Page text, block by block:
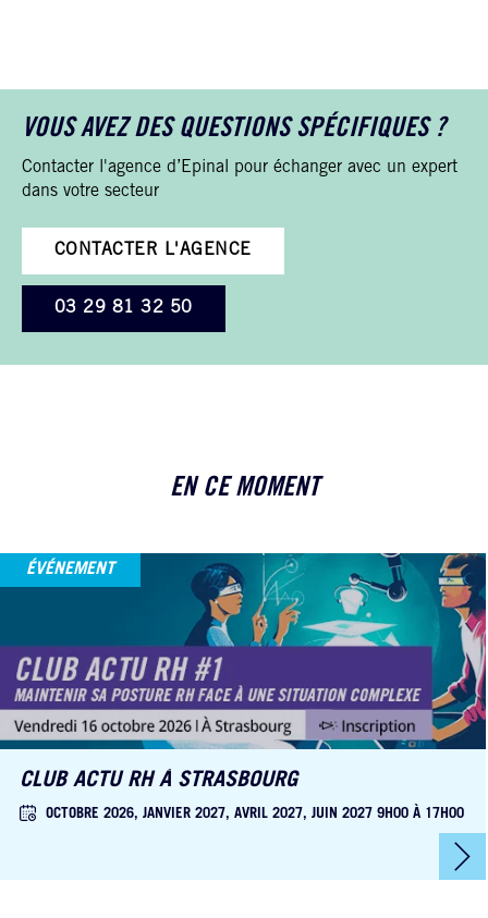
VOUS AVEZ DES QUESTIONS SPÉCIFIQUES ?
Contacter l'agence d’Epinal pour échanger avec un expert
dans votre secteur
CONTACTER L'AGENCE
03 29 81 32 50
EN CE MOMENT
ÉVÉNEMENT
CLUB ACTU RH À STRASBOURG
OCTOBRE 2026, JANVIER 2027, AVRIL 2027, JUIN 2027 9H00 À 17H00